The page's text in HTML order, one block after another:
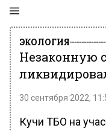
ЭКОЛОГИЯ
Незаконную
30 сентября 2022,
Кучи ТБО на